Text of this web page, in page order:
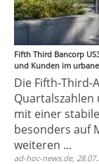
Fifth Third Bancorp
und Kunden im
Die Fifth-Third-
mit einer
besonders auf
weiteren ...
ad-hoc-news.de,